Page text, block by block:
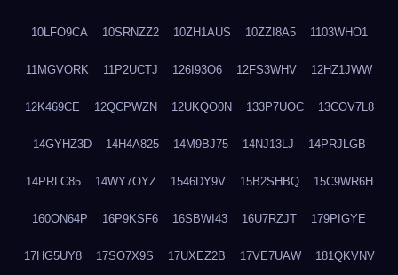
10LFO9CA 10SRNZZ2 10ZH1AUS 10ZZI8A5 1103WHO1
11MGVORK 11P2UCTJ 126I93O6 12FS3WHV 12HZ1JWW
12K469CE 12QCPWZN 12UKQO0N 133P7UOC 13COV7L8
14GYHZ3D 14H4A825 14M9BJ75 14NJ13LJ 14PRJLGB
14PRLC85 14WY7OYZ 1546DY9V 15B2SHBQ 15C9WR6H
160ON64P 16P9KSF6 16SBWI43 16U7RZJT 179PIGYE
17HG5UY8 17SO7X9S 17UXEZ2B 17VE7UAW 181QKVNV